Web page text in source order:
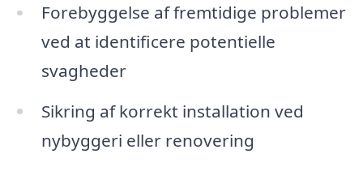
Forebyggelse af fremtidige problemer
ved at identificere potentielle
svagheder
Sikring af korrekt installation ved
nybyggeri eller renovering